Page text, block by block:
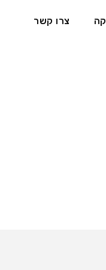
צרו קשר